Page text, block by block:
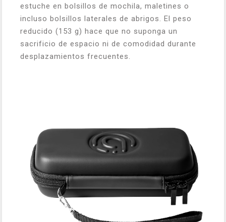
estuche en bolsillos de mochila, maletines o
incluso bolsillos laterales de abrigos. El peso
reducido (153 g) hace que no suponga un
sacrificio de espacio ni de comodidad durante
desplazamientos frecuentes.